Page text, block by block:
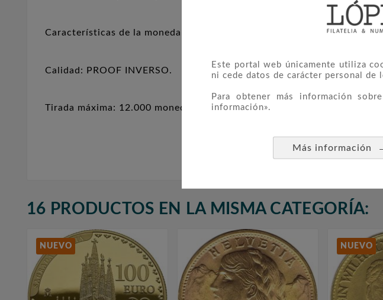
Este portal web únicamente utiliza
ni cede datos de carácter personal
Para obtener más información
información».
Más información
Características de la moneda: Diámetro: 37 mm. Peso: 31,104 gramos.
Calidad: PROOF INVERSO.
Tirada máxima: 12.000 monedas
16 PRODUCTOS EN LA MISMA CATEGORÍA:
NUEVO NUEVO